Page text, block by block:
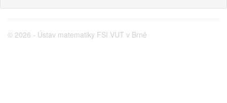
© 2026 - Ústav matematiky FSI VUT v Brně